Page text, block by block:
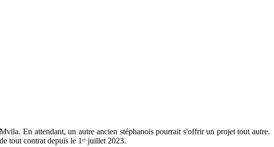
En attendant, un autre ancien stéphanois pourrait s'offrir un projet tout autre.
tout contrat depuis le 1ᵉʳ juillet 2023.